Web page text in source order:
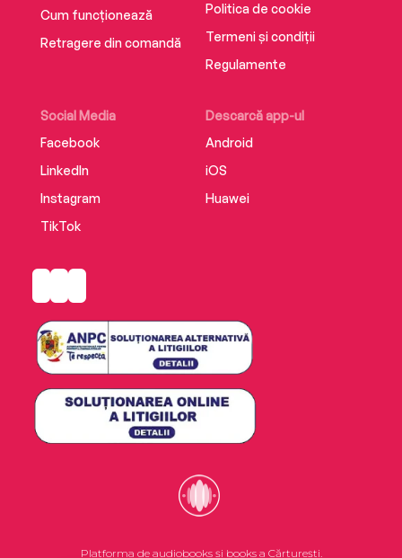
Cum funcționează
Retragere din comandă
Social Media
Facebook
LinkedIn
Instagram
TikTok
Descarcă app-ul
Android
iOS
Huawei
Politica de cookie
Termeni și condiții
Regulamente
Platforma de audiobooks și books a Cărturești.